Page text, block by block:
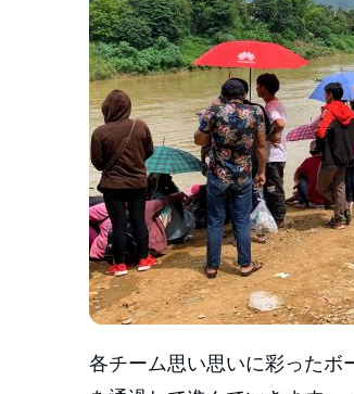
各チーム思い思いに彩ったボ